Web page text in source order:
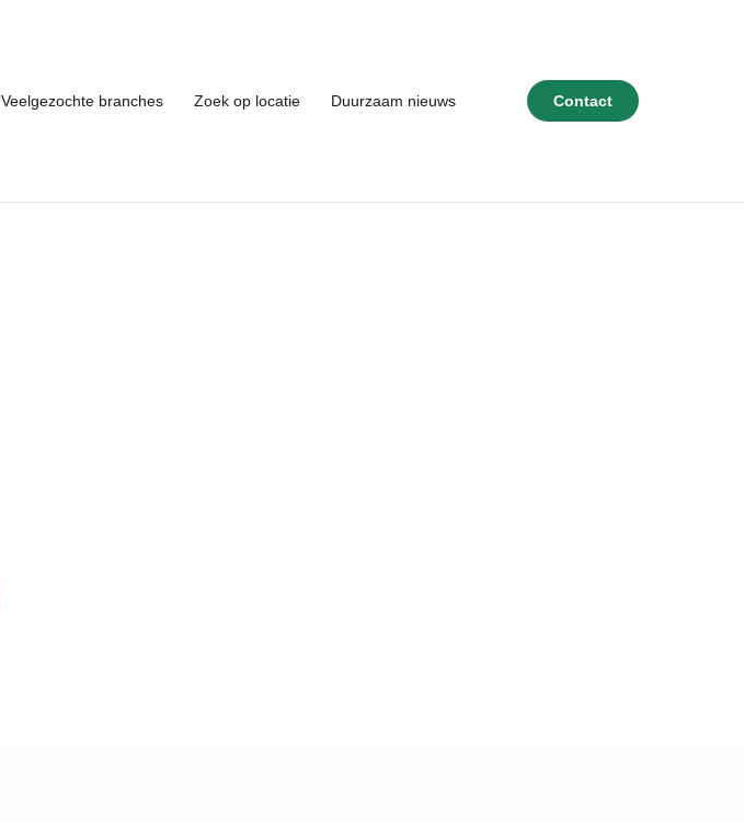
Veelgezochte branches Zoek op locatie Duurzaam nieuws Contact